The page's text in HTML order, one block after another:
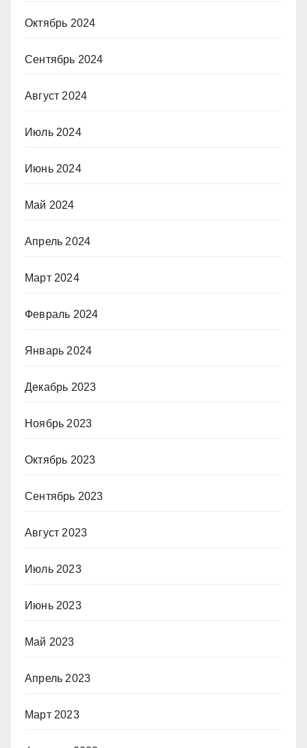
Октябрь 2024
Сентябрь 2024
Август 2024
Июль 2024
Июнь 2024
Май 2024
Апрель 2024
Март 2024
Февраль 2024
Январь 2024
Декабрь 2023
Ноябрь 2023
Октябрь 2023
Сентябрь 2023
Август 2023
Июль 2023
Июнь 2023
Май 2023
Апрель 2023
Март 2023